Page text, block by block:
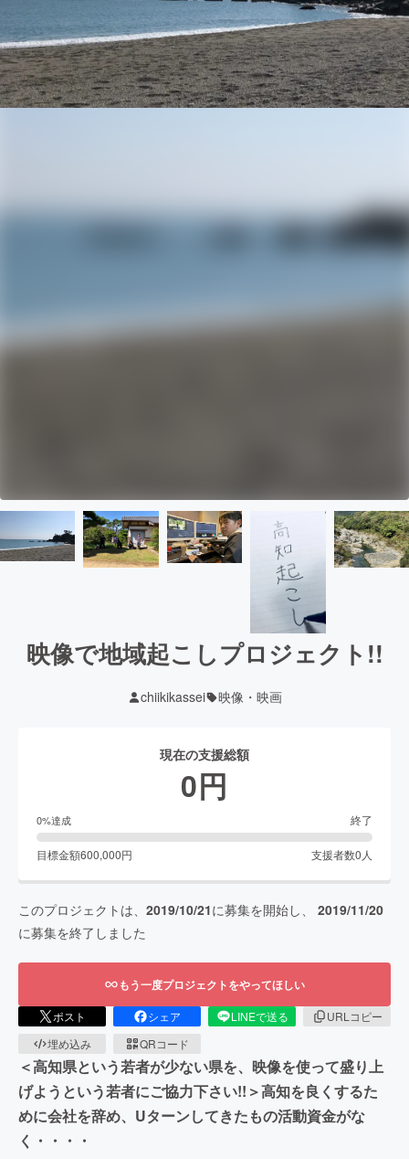
映像で地域起こしプロジェクト!!
chiikikassei 映像・映画
現在の支援総額
0円
0%達成 終了
目標金額600,000円 支援者数0 人
このプロジェクトは、 2019/10/21に募集を開始し、 2019/11/20
に募集を終了しました
もう一度プロジェクトをやってほしい
ポスト シェア LINEで送る
URLコピー
埋め込み
QRコード
＜高知県という若者が少ない県を、映像を使って盛り上
げようという若者にご協力下さい!!＞高知を良くするた
めに会社を辞め、Uターンしてきたもの活動資金がな
く・・・・